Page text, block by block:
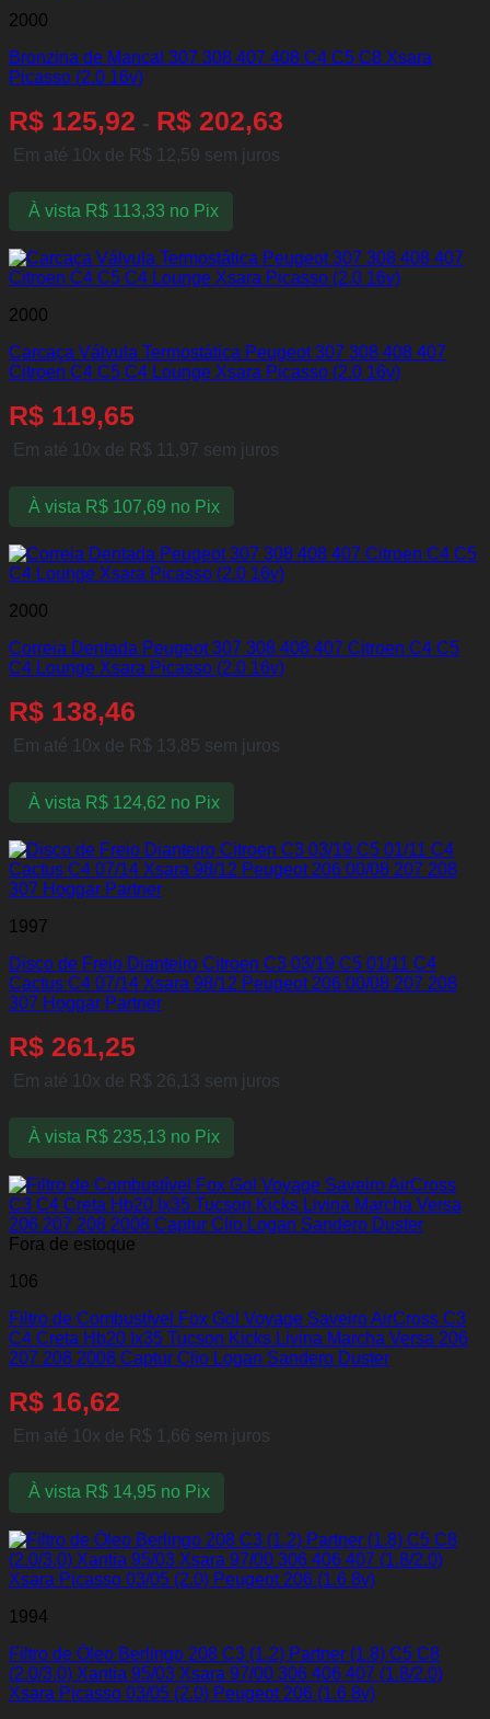
2000
Bronzina de Mancal 307 308 407 408 C4 C5 C8 Xsara
Picasso (2.0 16v)
R$ 125,92 - R$ 202,63
Em até 10x de R$ 12,59 sem juros
À vista R$113,33 no Pix
2000
Carcaça Válvula Termostática Peugeot 307 308 408 407
Citroen C4 C5 C4 Lounge Xsara Picasso (2.0 16v)
R$ 119,65
Em até 10x de R$ 11,97 sem juros
À vista R$107,69 no Pix
2000
Correia Dentada Peugeot 307 308 408 407 Citroen C4 C5
C4 Lounge Xsara Picasso (2.0 16v)
R$ 138,46
Em até 10x de R$ 13,85 sem juros
À vista R$124,62 no Pix
1997
Disco de Freio Dianteiro Citroen C3 03/19 C5 01/11 C4
Cactus C4 07/14 Xsara 98/12 Peugeot 206 00/08 207 208
307 Hoggar Partner
R$ 261,25
Em até 10x de R$ 26,13 sem juros
À vista R$235,13 no Pix
Fora de estoque
106
Filtro de Combustível Fox Gol Voyage Saveiro AirCross C3
C4 Creta Hb20 Ix35 Tucson Kicks Livina Marcha Versa 206
207 208 2008 Captur Clio Logan Sandero Duster
R$ 16,62
Em até 10x de R$ 1,66 sem juros
À vista R$14,95 no Pix
1994
Filtro de Óleo Berlingo 208 C3 (1.2) Partner (1.8) C5 C8
(2.0/3.0) Xantia 95/03 Xsara 97/00 306 406 407 (1.8/2.0)
Xsara Picasso 03/05 (2.0) Peugeot 206 (1.6 8v)